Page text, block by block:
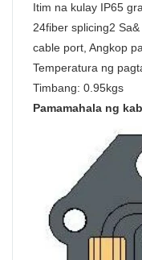
Itim na kulay IP65
24fiber splicing2
cable port, Angkop
Temperatura ng
Timbang: 0.95kgs
Pamamahala ng